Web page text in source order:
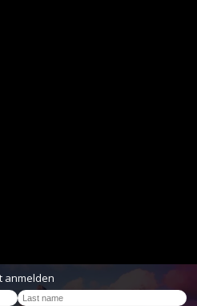
anmelden